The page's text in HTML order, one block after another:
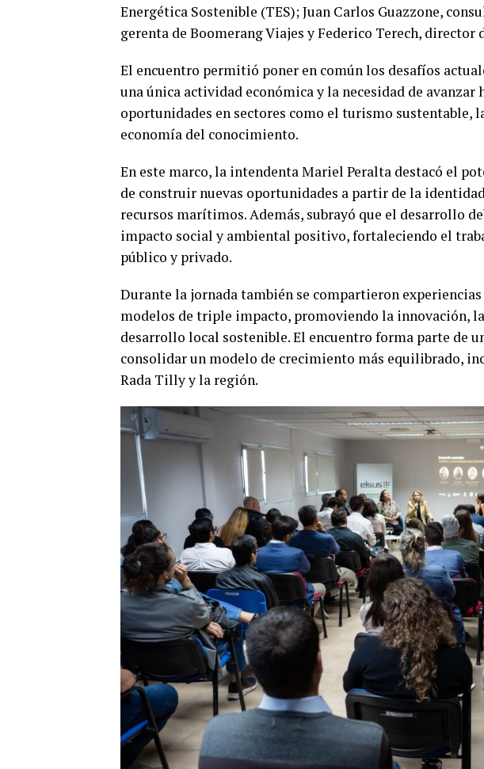
Energética Sostenible (TES); Juan Carlos Guazzone,
gerenta de Boomerang Viajes y Federico Terech, director
El encuentro permitió poner en común los desafíos
una única actividad económica y la necesidad de
oportunidades en sectores como el turismo sustentable,
economía del conocimiento.
En este marco, la intendenta Mariel Peralta destacó el
de construir nuevas oportunidades a partir de la
recursos marítimos. Además, subrayó que el desarrollo
impacto social y ambiental positivo, fortaleciendo el
público y privado.
Durante la jornada también se compartieron experiencias
modelos de triple impacto, promoviendo la innovación,
desarrollo local sostenible. El encuentro forma parte de
consolidar un modelo de crecimiento más equilibrado,
Rada Tilly y la región.